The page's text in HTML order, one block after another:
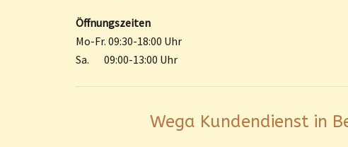
Öffnungszeiten
Mo-Fr. 09:30-18:00 Uhr
Sa. 09:00-13:00 Uhr
Wega Kundendienst in